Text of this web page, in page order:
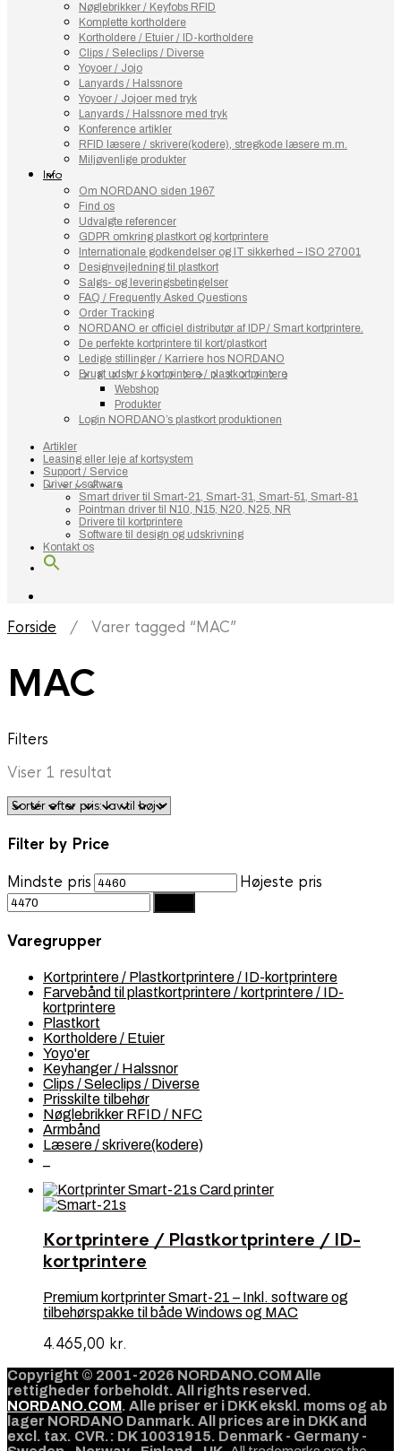
Nøglebrikker / Keyfobs RFID
Komplette kortholdere
Kortholdere / Etuier / ID-kortholdere
Clips / Seleclips / Diverse
Yoyoer / Jojo
Lanyards / Halssnore
Yoyoer / Jojoer med tryk
Lanyards / Halssnore med tryk
Konference artikler
RFID læsere / skrivere(kodere), stregkode læsere m.m.
Miljøvenlige produkter
Info
Om NORDANO siden 1967
Find os
Udvalgte referencer
GDPR omkring plastkort og kortprintere
Internationale godkendelser og IT sikkerhed – ISO 27001
Designvejledning til plastkort
Salgs- og leveringsbetingelser
FAQ / Frequently Asked Questions
Order Tracking
NORDANO er officiel distributør af IDP / Smart kortprintere.
De perfekte kortprintere til kort/plastkort
Ledige stillinger / Karriere hos NORDANO
Brugt udstyr / kortprintere / plastkortprintere
Webshop
Produkter
Login NORDANO’s plastkort produktionen
Artikler
Leasing eller leje af kortsystem
Support / Service
Driver / software
Smart driver til Smart-21, Smart-31, Smart-51, Smart-81
Pointman driver til N10, N15, N20, N25, NR
Drivere til kortprintere
Software til design og udskrivning
Kontakt os
Forside / Varer tagged “MAC”
MAC
Filters
Viser 1 resultat
Filter by Price
Mindste pris Højeste pris
Varegrupper
Kortprintere / Plastkortprintere / ID-kortprintere
Farvebånd til plastkortprintere / kortprintere / ID-
kortprintere
Plastkort
Kortholdere / Etuier
Yoyo'er
Keyhanger / Halssnor
Clips / Seleclips / Diverse
Prisskilte tilbehør
Nøglebrikker RFID / NFC
Armbånd
Læsere / skrivere(kodere)
Kortprintere / Plastkortprintere / ID-
kortprintere
Premium kortprinter Smart-21 – Inkl. software og
tilbehørspakke til både Windows og MAC
4.465,00 kr.
Copyright © 2001-2026 NORDANO.COM Alle
rettigheder forbeholdt. All rights reserved.
NORDANO.COM. Alle priser er i DKK ekskl. moms og ab
lager NORDANO Danmark. All prices are in DKK and
excl. tax. CVR.: DK 10031915. Denmark - Germany -